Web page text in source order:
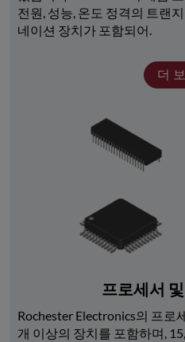
전원, 성능, 온도 정격의 트랜
네이션 장치가 포함되어.
더
프로세서
Rochester Electronics의 프로
개 이상의 장치를 포함하며,